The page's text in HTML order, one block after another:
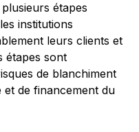
étapes
institutions
leurs clients et
étapes sont
de blanchiment
de financement du